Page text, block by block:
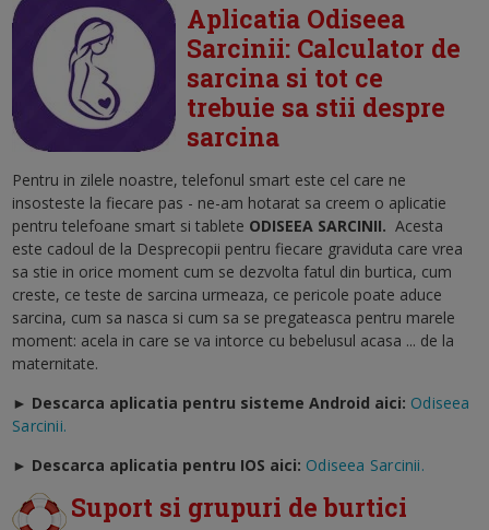
Aplicatia Odiseea
Sarcinii: Calculator de
sarcina si tot ce
trebuie sa stii despre
sarcina
Pentru in zilele noastre, telefonul smart este cel care ne
insosteste la fiecare pas - ne-am hotarat sa creem o aplicatie
pentru telefoane smart si tablete ODISEEA SARCINII. Acesta
este cadoul de la Desprecopii pentru fiecare graviduta care vrea
sa stie in orice moment cum se dezvolta fatul din burtica, cum
creste, ce teste de sarcina urmeaza, ce pericole poate aduce
sarcina, cum sa nasca si cum sa se pregateasca pentru marele
moment: acela in care se va intorce cu bebelusul acasa ... de la
maternitate.
► Descarca aplicatia pentru sisteme Android aici: Odiseea
Sarcinii.
► Descarca aplicatia pentru IOS aici: Odiseea Sarcinii.
Suport si grupuri de burtici